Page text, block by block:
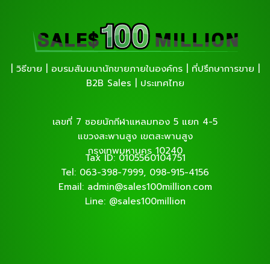
| วิธีขาย | อบรมสัมมนานักขายภายในองค์กร | ที่ปรึกษาการขาย |
B2B Sales | ประเทศไทย
เลขที่ 7 ซอยนักกีฬาแหลมทอง 5 แยก 4-5
แขวงสะพานสูง เขตสะพานสูง
กรุงเทพมหานคร 10240
Tax ID: 0105560104751
Tel: 063-398-7999, 098-915-4156
Email: admin@sales100million.com
Line: @sales100million